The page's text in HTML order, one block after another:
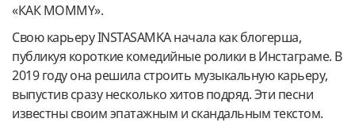
«КАК MOMMY».
Свою карьеру INSTASAMKA начала как блогерша,
публикуя короткие комедийные ролики в Инстаграме. В
2019 году она решила строить музыкальную карьеру,
выпустив сразу несколько хитов подряд. Эти песни
известны своим эпатажным и скандальным текстом.